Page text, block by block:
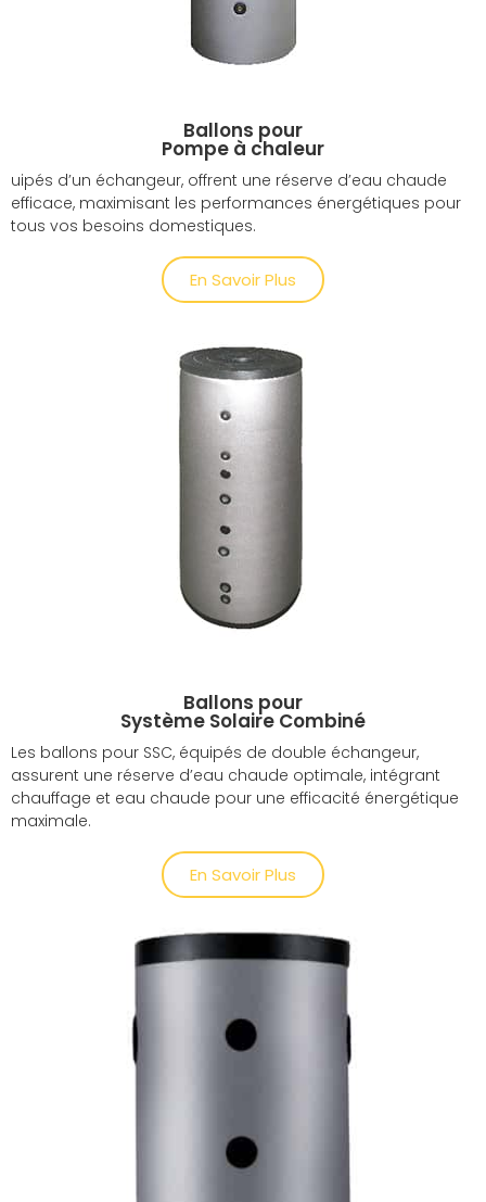
Ballons pour
Pompe à chaleur
uipés d’un échangeur, offrent une réserve d’eau chaude
efficace, maximisant les performances énergétiques pour
tous vos besoins domestiques.
En Savoir Plus
Ballons pour
Système Solaire Combiné
Les ballons pour SSC, équipés de double échangeur,
assurent une réserve d’eau chaude optimale, intégrant
chauffage et eau chaude pour une efficacité énergétique
maximale.
En Savoir Plus